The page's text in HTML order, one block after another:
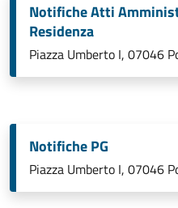
Notifiche Atti
Residenza
Piazza Umberto I, 07046
Notifiche PG
Piazza Umberto I, 07046